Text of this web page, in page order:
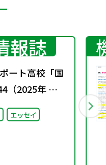
報誌
ート高校「国
（2025年 秋
エッセイ